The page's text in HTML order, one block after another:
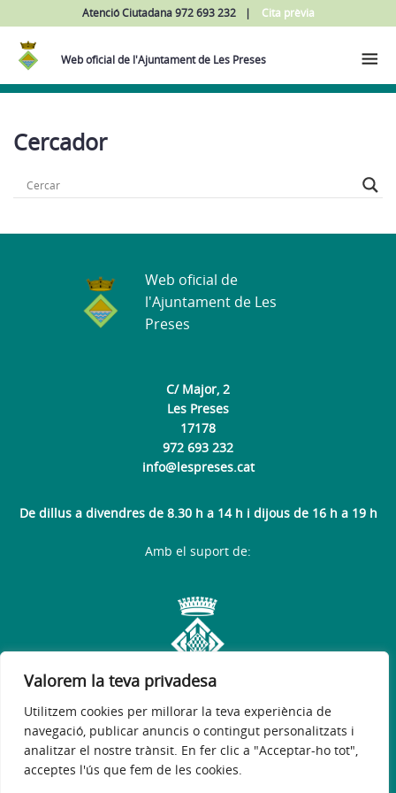
Valorem la teva privadesa
Utilitzem cookies per millorar la teva experiència de
navegació, publicar anuncis o contingut personalitzats i
analitzar el nostre trànsit. En fer clic a "Acceptar-ho tot",
acceptes l'ús que fem de les cookies.
Atenció Ciutadana 972 693 232 Cita prèvia
Web oficial de l'Ajuntament de Les Preses
Cercador
C/ Major, 2
Les Preses
17178
972 693 232
info@lespreses.cat
De dillus a divendres de 8.30 h a 14 h i dijous de 16 h a 19 h
Web oficial de
l'Ajuntament de Les
Preses
Avís legal Política de privacitat
Amb el suport de: